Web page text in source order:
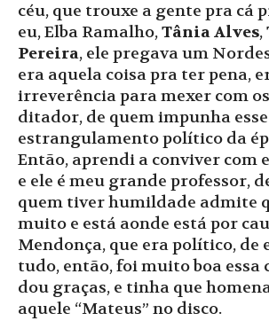
céu, que trouxe a gente pra cá
eu, Elba Ramalho,Tânia Alves,
Pereira, ele pregava um
era aquela coisa pra ter pena,
irreverência para mexer com
ditador, de quem impunha esse
estrangulamento político da
Então, aprendi a conviver com
e ele é meu grande professor,
quem tiver humildade admite
muito e está aonde está por
Mendonça, que era político, de
tudo, então, foi muito boa essa
dou graças, e tinha que
aquele “Mateus” no disco.